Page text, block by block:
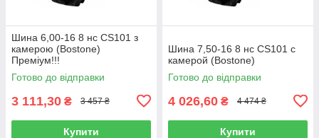
Шина 6,00-16 8 нс CS101 з
камерою (Bostone)
Преміум!!!
Готово до відправки
3 111,30 ₴ 3 457 ₴
Купити
Шина 7,50-16 8 нс CS101 с
камерой (Bostone)
Готово до відправки
4 026,60 ₴ 4 474 ₴
Купити